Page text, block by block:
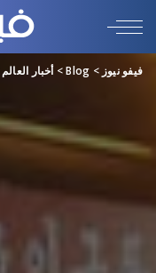
فيفو نيوز >
Blog
> أخبار العالم